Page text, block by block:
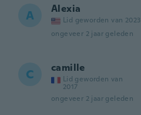
A Alexia
Lid geworden van 2023
ongeveer 2 jaar geleden
C camille
Lid geworden van
2017
ongeveer 2 jaar geleden